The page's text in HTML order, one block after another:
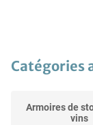
Catégories
Armoires de
vins